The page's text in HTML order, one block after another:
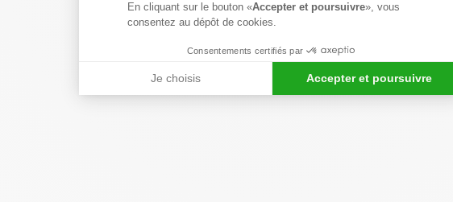
En cliquant sur le bouton «Accepter et poursuivre», vous
consentez au dépôt de cookies.
Consentements certifiés par
Je choisis Accepter et poursuivre